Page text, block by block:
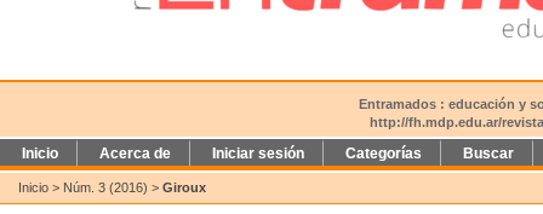
Entramados : educación y
http://fh.mdp.edu.ar/
Inicio Acerca de Iniciar sesión Categorías Buscar
Inicio > Núm. 3 (2016) > Giroux